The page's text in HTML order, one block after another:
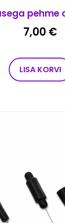
pehme
7,00 €
LISA KORVI